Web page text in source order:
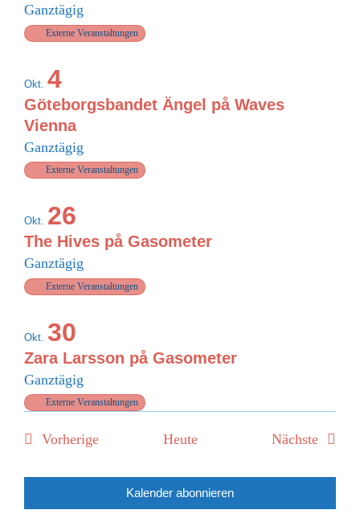
Ganztägig
Externe Veranstaltungen
Okt. 4
Göteborgsbandet Ängel på Waves
Vienna
Ganztägig
Externe Veranstaltungen
Okt. 26
The Hives på Gasometer
Ganztägig
Externe Veranstaltungen
Okt. 30
Zara Larsson på Gasometer
Ganztägig
Externe Veranstaltungen
VorherigeVeranstaltungen
Heute Nächste
Kalender abonnieren